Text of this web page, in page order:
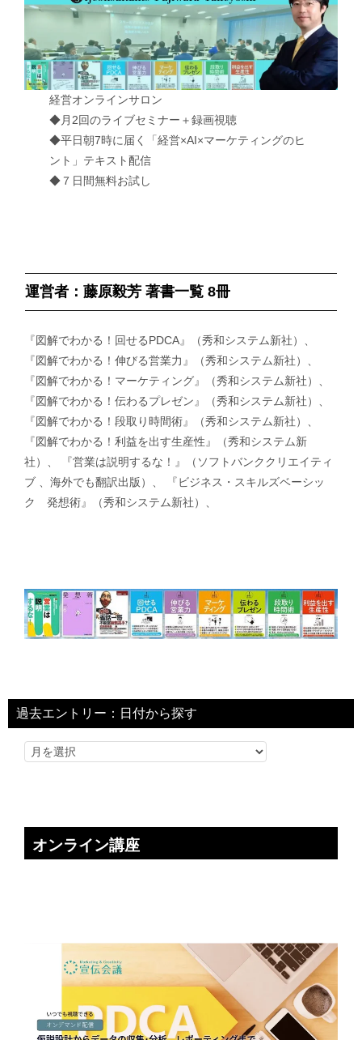
経営オンラインサロン
◆月2回のライブセミナー＋録画視聴
◆平日朝7時に届く「経営×AI×マーケティングのヒ
ント」テキスト配信
◆７日間無料お試し
運営者：藤原毅芳 著書一覧 8冊
『図解でわかる！回せるPDCA』（秀和システム新社）、
『図解でわかる！伸びる営業力』（秀和システム新社）、
『図解でわかる！マーケティング』（秀和システム新社）、
『図解でわかる！伝わるプレゼン』（秀和システム新社）、
『図解でわかる！段取り時間術』（秀和システム新社）、
『図解でわかる！利益を出す生産性』（秀和システム新
社）、 『営業は説明するな！』（ソフトバンククリエイティ
ブ 、海外でも翻訳出版）、 『ビジネス・スキルズベーシッ
ク 発想術』（秀和システム新社）、
過去エントリー：日付から探す
オンライン講座